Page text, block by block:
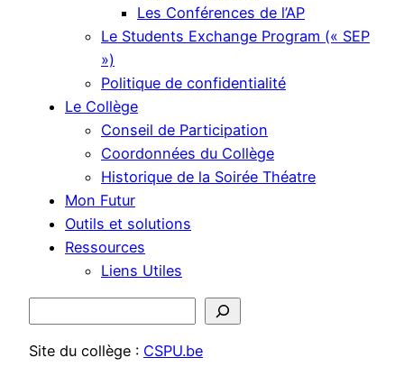
Les Conférences de l’AP
Le Students Exchange Program (« SEP
»)
Politique de confidentialité
Le Collège
Conseil de Participation
Coordonnées du Collège
Historique de la Soirée Théatre
Mon Futur
Outils et solutions
Ressources
Liens Utiles
Site du collège : CSPU.be